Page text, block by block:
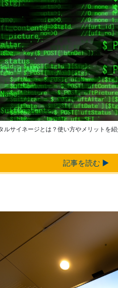
ルサイネージとは？使い方やメリットを
記事を読む ▶︎